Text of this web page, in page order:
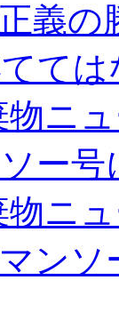
義
て
物ニ
ー号
物ニ
ン